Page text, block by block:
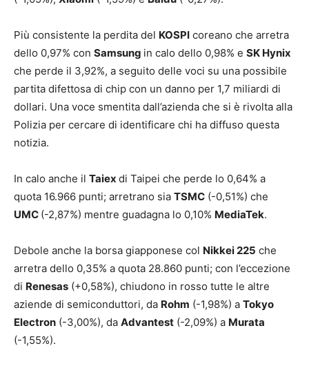
Più consistente la perdita del KOSPI coreano che arretra
dello 0,97% con Samsung in calo dello 0,98% e SK Hynix
che perde il 3,92%, a seguito delle voci su una possibile
partita difettosa di chip con un danno per 1,7 miliardi di
dollari. Una voce smentita dall’azienda che si è rivolta alla
Polizia per cercare di identificare chi ha diffuso questa
notizia.
In calo anche il Taiex di Taipei che perde lo 0,64% a
quota 16.966 punti; arretrano sia TSMC (-0,51%) che
UMC (-2,87%) mentre guadagna lo 0,10% MediaTek.
Debole anche la borsa giapponese col Nikkei 225 che
arretra dello 0,35% a quota 28.860 punti; con l’eccezione
di Renesas (+0,58%), chiudono in rosso tutte le altre
aziende di semiconduttori, da Rohm (-1,98%) a Tokyo
Electron (-3,00%), da Advantest (-2,09%) a Murata
(-1,55%).